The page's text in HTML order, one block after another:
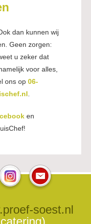
dan kunnen wij
Geen zorgen:
u zeker dat
voor alles,
ons op 06-
en
soest.nl